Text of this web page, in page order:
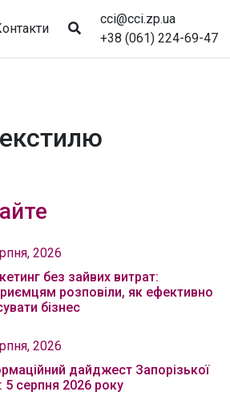
cci@cci.zp.ua
+38 (061) 224-69-47
2026
без зайвих витрат:
розповіли, як ефективно
бізнес
2026
дайджест Запорізької
серпня 2026 року